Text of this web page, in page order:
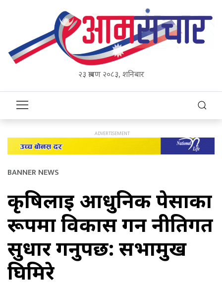
२३ श्रावण २०८३, शनिबार
BANNER NEWS
कृषिलाई आधुनिक पेसाका
रूपमा विकास गर्न नीतिगत
सुधार गर्नुपर्छ: सभामुख
घिमिरे